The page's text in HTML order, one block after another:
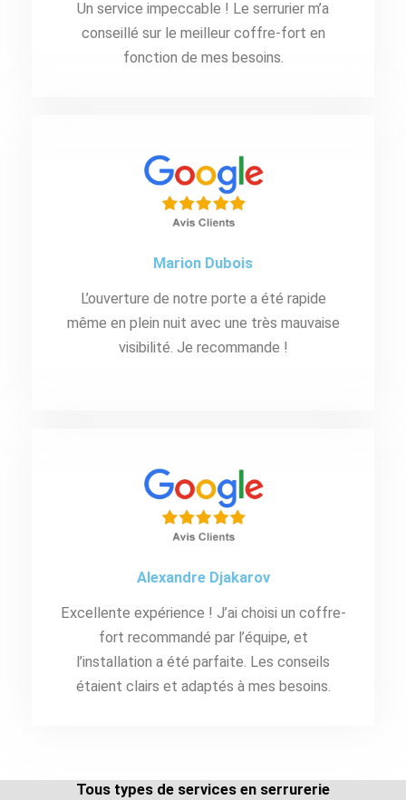
Un service impeccable ! Le serrurier m’a
conseillé sur le meilleur coffre-fort en
fonction de mes besoins.
Marion Dubois
L’ouverture de notre porte a été rapide
même en plein nuit avec une très mauvaise
visibilité. Je recommande !
Alexandre Djakarov
Excellente expérience ! J’ai choisi un coffre-
fort recommandé par l’équipe, et
l’installation a été parfaite. Les conseils
étaient clairs et adaptés à mes besoins.
Tous types de services en serrurerie